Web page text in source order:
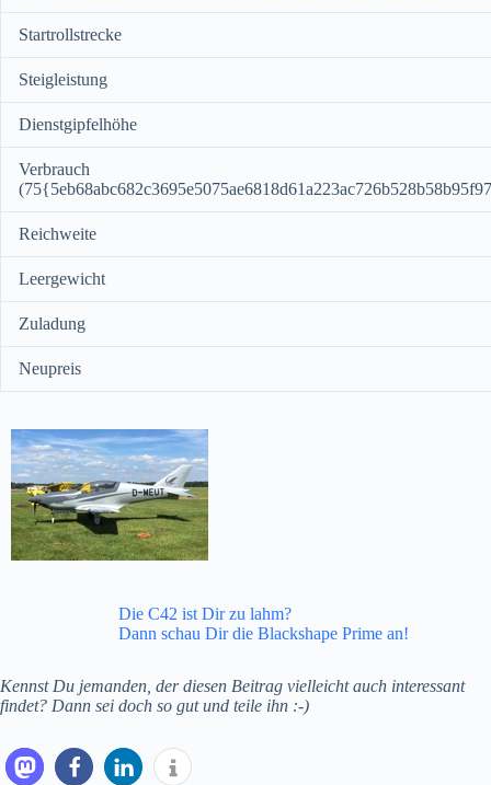
Startrollstrecke
Steigleistung
Dienstgipfelhöhe
Verbrauch
Reichweite
Leergewicht
Zuladung
Neupreis
Die C42 ist Dir zu lahm?
Dann schau Dir die Blackshape Prime an!
Kennst Du jemanden, der diesen Beitrag vielleicht auch interessant
findet? Dann sei doch so gut und teile ihn :-)